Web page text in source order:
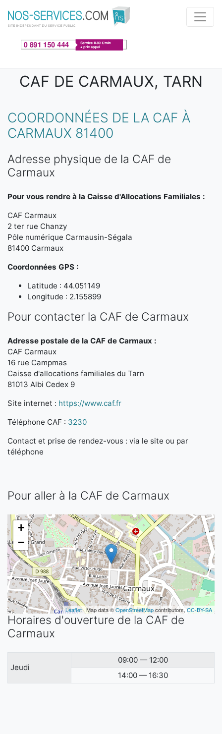
Aller au contenu principal
CAF DE CARMAUX, TARN
COORDONNÉES DE LA CAF À
CARMAUX 81400
Adresse physique de la CAF de
Carmaux
Pour vous rendre à la Caisse d'Allocations Familiales :
CAF Carmaux
2 ter rue Chanzy
Pôle numérique Carmausin-Ségala
81400 Carmaux
Coordonnées GPS :
Latitude : 44.051149
Longitude : 2.155899
Pour contacter la CAF de Carmaux
Adresse postale de la CAF de Carmaux :
CAF Carmaux
16 rue Campmas
Caisse d'allocations familiales du Tarn
81013 Albi Cedex 9
Site internet : https://www.caf.fr
Téléphone CAF : 3230
Contact et prise de rendez-vous : via le site ou par
téléphone
Pour aller à la CAF de Carmaux
+
−
Leaflet| Map data ©OpenStreetMapcontributors,CC-BY-SA
Horaires d'ouverture de la CAF de
Carmaux
Jeudi
09:00 — 12:00
14:00 — 16:30